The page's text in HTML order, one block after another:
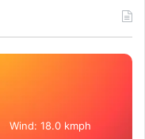
Wind: 18.0 kmph